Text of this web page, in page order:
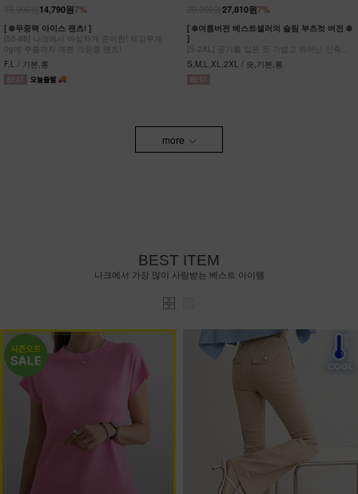
7%
14,790원
[ ❄️무중력 아이스 팬츠! ]
[55-88] 나크에서 야심차게 준비한! 체감무게
0g에 주름까지 예쁜 크링클 팬츠!
F,L / 기본,롱
7%
27,810원
[ ❄️여름버전 베스트셀러의 슬림 부츠컷 버전 ❄️
]
[S-2XL] 공기를 입은 듯 가볍고 뛰어난 신축성
원단에 슬림함을 더한 부츠컷 팬츠!
S,M,L,XL,2XL / 숏,기본,롱
more
BEST ITEM
나크에서 가장 많이 사랑받는 베스트 아이템